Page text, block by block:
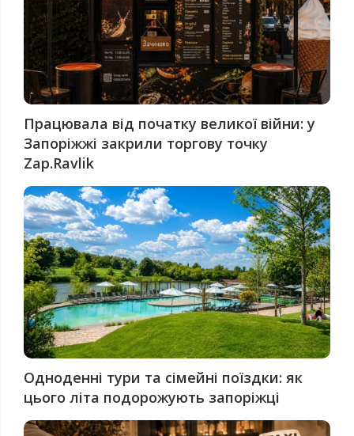
Працювала від початку великої війни: у
Запоріжжі закрили торгову точку
Zap.Ravlik
Одноденні тури та сімейні поїздки: як
цього літа подорожують запоріжці